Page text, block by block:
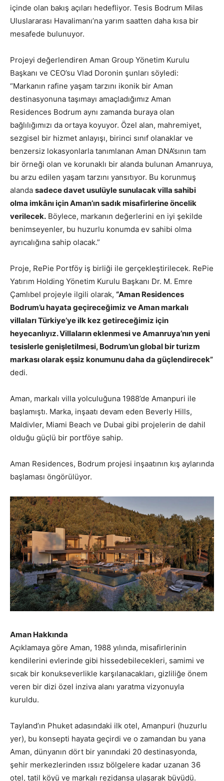
içinde olan bakış açıları hedefliyor. Tesis Bodrum Milas
Uluslararası Havalimanı’na yarım saatten daha kısa bir
mesafede bulunuyor.
Projeyi değerlendiren Aman Group Yönetim Kurulu
Başkanı ve CEO’su Vlad Doronin şunları söyledi:
“Markanın rafine yaşam tarzını ikonik bir Aman
destinasyonuna taşımayı amaçladığımız Aman
Residences Bodrum aynı zamanda buraya olan
bağlılığımızı da ortaya koyuyor. Özel alan, mahremiyet,
sezgisel bir hizmet anlayışı, birinci sınıf olanaklar ve
benzersiz lokasyonlarla tanımlanan Aman DNA’sının tam
bir örneği olan ve korunaklı bir alanda bulunan Amanruya,
bu arzu edilen yaşam tarzını yansıtıyor. Bu korunmuş
alanda sadece davet usulüyle sunulacak villa sahibi
olma imkânı için Aman’ın sadık misafirlerine öncelik
verilecek. Böylece, markanın değerlerini en iyi şekilde
benimseyenler, bu huzurlu konumda ev sahibi olma
ayrıcalığına sahip olacak.”
Proje, RePie Portföy iş birliği ile gerçekleştirilecek. RePie
Yatırım Holding Yönetim Kurulu Başkanı Dr. M. Emre
Çamlıbel projeyle ilgili olarak, “Aman Residences
Bodrum’u hayata geçireceğimiz ve Aman markalı
villaları Türkiye’ye ilk kez getireceğimiz için
heyecanlıyız. Villaların eklenmesi ve Amanruya’nın yeni
tesislerle genişletilmesi, Bodrum’un global bir turizm
markası olarak eşsiz konumunu daha da güçlendirecek”
dedi.
Aman, markalı villa yolculuğuna 1988’de Amanpuri ile
başlamıştı. Marka, inşaatı devam eden Beverly Hills,
Maldivler, Miami Beach ve Dubai gibi projelerin de dahil
olduğu güçlü bir portföye sahip.
Aman Residences, Bodrum projesi inşaatının kış aylarında
başlaması öngörülüyor.
Aman Hakkında
Açıklamaya göre Aman, 1988 yılında, misafirlerinin
kendilerini evlerinde gibi hissedebilecekleri, samimi ve
sıcak bir konukseverlikle karşılanacakları, gizliliğe önem
veren bir dizi özel inziva alanı yaratma vizyonuyla
kuruldu.
Tayland’ın Phuket adasındaki ilk otel, Amanpuri (huzurlu
yer), bu konsepti hayata geçirdi ve o zamandan bu yana
Aman, dünyanın dört bir yanındaki 20 destinasyonda,
şehir merkezlerinden ıssız bölgelere kadar uzanan 36
otel, tatil köyü ve markalı rezidansa ulaşarak büyüdü.